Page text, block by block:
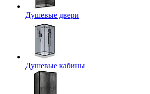
Душевые двери
Душевые кабины